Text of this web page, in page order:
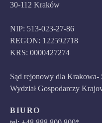
30-112 Kraków
NIP: 513-023-27-86
REGON: 122592718
KRS: 0000427274
Sąd rejonowy dla
Wydział Gospodarczy
BIURO